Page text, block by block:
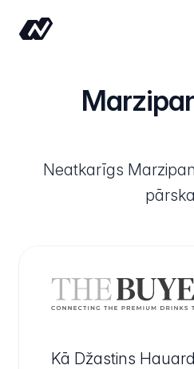
Neatkarīgs
Kā Džastins